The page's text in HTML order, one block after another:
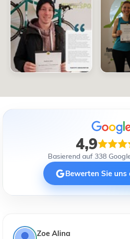
4,9
Basierend auf 338
Bewerten Sie uns
Zoe Alina